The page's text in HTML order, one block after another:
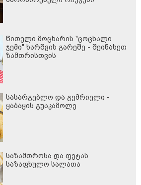
წითელი მოცხარის "ცოცხალი
ჯემი" ხარშვის გარეშე - შეინახეთ
ზამთრისთვის
სასარგებლო და გემრიელი -
ყაბაყის გუაკამოლე
საზამთროსა და ფეტას
საზაფხულო სალათა